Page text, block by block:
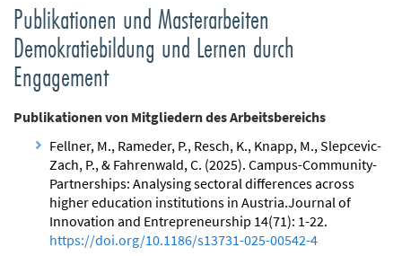
l
e
n
Publikationen und Masterarbeiten
Demokratiebildung und Lernen durch
Engagement
Publikationen von Mitgliedern des Arbeitsbereichs
Fellner, M., Rameder, P., Resch, K., Knapp, M., Slepcevic-
Zach, P., & Fahrenwald, C. (2025). Campus-Community-
Partnerships: Analysing sectoral differences across
higher education institutions in Austria.Journal of
Innovation and Entrepreneurship 14(71): 1-22.
https://doi.org/10.1186/s13731-025-00542-4